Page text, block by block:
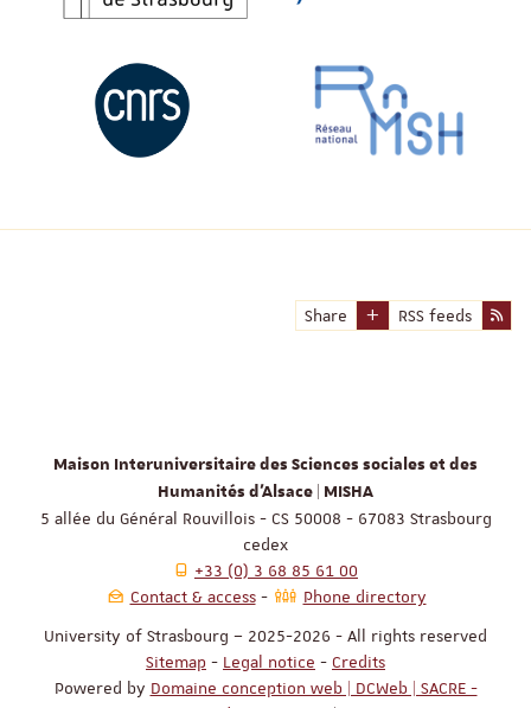
Share RSS feeds
Maison Interuniversitaire des Sciences sociales et des
Humanités d'Alsace | MISHA
5 allée du Général Rouvillois - CS 50008 - 67083 Strasbourg
cedex
+33 (0) 3 68 85 61 00
Contact & access
Phone directory
University of Strasbourg – 2025-2026 - All rights reserved
Sitemap - Legal notice - Credits
Powered by Domaine conception web | DCWeb | SACRE -